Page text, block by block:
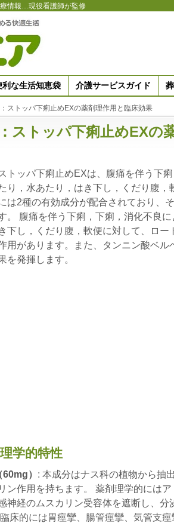
情報…現役看護師が監修
利な生活知恵袋 介護サービスガイド
ストッパ下痢止めEXの薬剤理作用と臨床効果
ストッパ下痢止めEXの
トッパ下痢止めEXは、腹痛を伴う下
り，水あたり，はき下し，くだり腹，
は2種の有効成分が配合されており、
。 腹痛を伴う下痢，下痢，消化不良
下し，くだり腹，軟便に対して、ロー
用があります。また、タンニン酸ベル
を発揮します。
学的特性
） : 本成分はナス科の植物から抽
ン作用を持ちます。 薬剤理学的には
神経のムスカリン受容体を遮断し、分
床的には胃痙攣、腸管痙攣、気管支